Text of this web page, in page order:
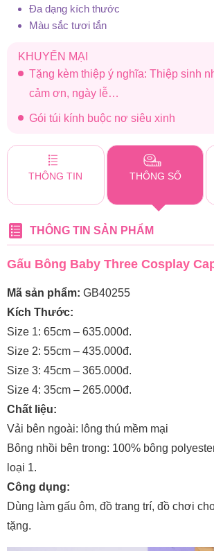
Đa dạng kích thước
Màu sắc tươi tắn
KHUYẾN MẠI
Tặng kèm thiệp ý nghĩa: Thiệp sinh
cảm ơn, ngày lễ…
Gói túi kính buộc nơ siêu xinh
THÔNG TIN THÔNG SỐ
THÔNG TIN SẢN PHẨM
Gấu Bông Baby Three Cosplay
Mã sản phẩm: GB40255
Kích Thước:
Size 1: 65cm – 635.000đ.
Size 2: 55cm – 435.000đ.
Size 3: 45cm – 365.000đ.
Size 4: 35cm – 265.000đ.
Chất liệu:
Vải bên ngoài: lông thú mềm mại
Bông nhồi bên trong: 100% bông
loại 1.
Công dụng:
Dùng làm gấu ôm, đồ trang trí, đồ chơi
tặng.